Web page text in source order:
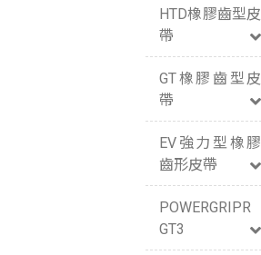
HTD橡膠齒型皮
帶
GT橡膠齒型皮
帶
EV強力型橡膠
齒形皮帶
POWERGRIPR
GT3